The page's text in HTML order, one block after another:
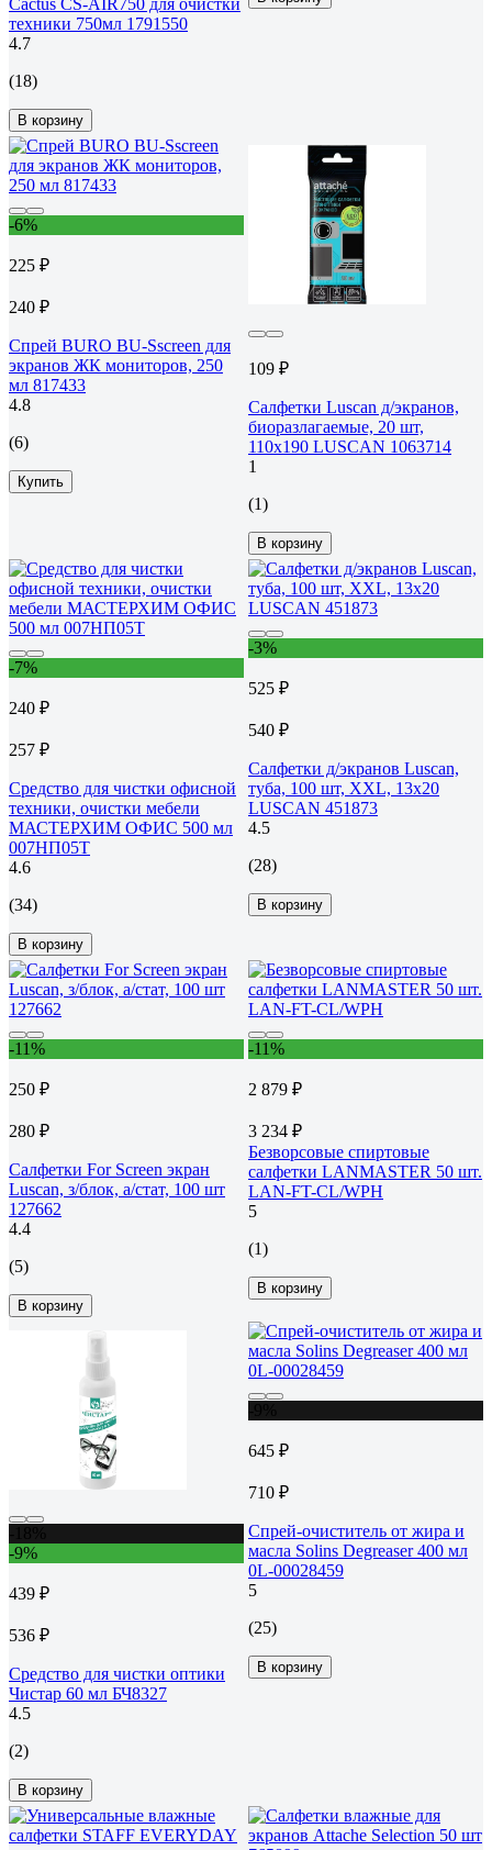
техники 750мл 1791550
4.7
(18)
В корзину
-6%
225 ₽
240 ₽
Спрей BURO BU-Sscreen для
экранов ЖК мониторов, 250
мл 817433
4.8
(6)
Купить
109 ₽
Салфетки Luscan д/экранов,
биоразлагаемые, 20 шт,
110х190 LUSCAN 1063714
1
(1)
В корзину
-7%
240 ₽
257 ₽
Средство для чистки офисной
техники, очистки мебели
МАСТЕРХИМ ОФИС 500 мл
007НП05Т
4.6
(34)
В корзину
-3%
525 ₽
540 ₽
Салфетки д/экранов Luscan,
туба, 100 шт, XXL, 13х20
LUSCAN 451873
4.5
(28)
В корзину
-11%
250 ₽
280 ₽
Салфетки For Screen экран
Luscan, з/блок, а/стат, 100 шт
127662
4.4
(5)
В корзину
-11%
2 879 ₽
3 234 ₽
Безворсовые спиртовые
салфетки LANMASTER 50 шт.
LAN-FT-CL/WPH
5
(1)
В корзину
-9%
439 ₽
536 ₽
Средство для чистки оптики
Чистар 60 мл БЧ8327
4.5
(2)
В корзину
645 ₽
710 ₽
Спрей-очиститель от жира и
масла Solins Degreaser 400 мл
0L-00028459
5
(25)
В корзину